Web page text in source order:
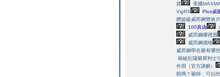
貨
美國
VigRX
Plus威
鑽超級威而鋼雙效
100真偽
威而鋼哪裡買
威而鋼價格
威而鋼學名藥有哪
揭秘壯陽藥犀利士
作用（官方講解）
顆嗎？藥師：可以